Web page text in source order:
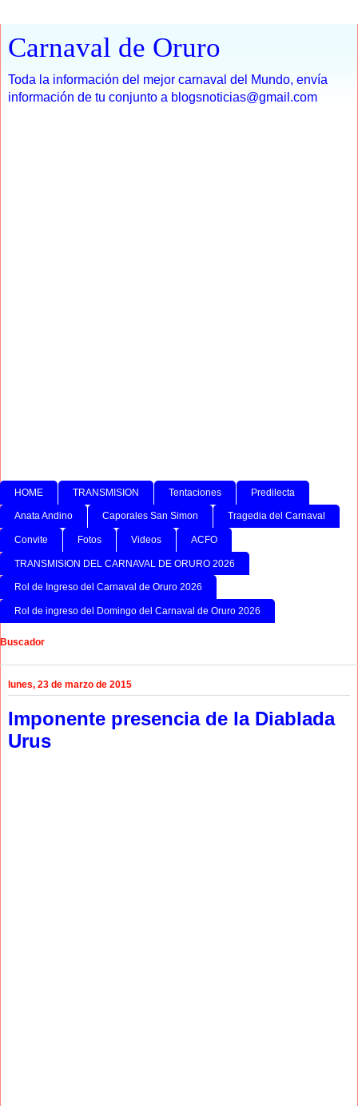
Carnaval de Oruro
Toda la información del mejor carnaval del Mundo, envía
información de tu conjunto a blogsnoticias@gmail.com
HOME TRANSMISION Tentaciones Predilecta
Anata Andino Caporales San Simon Tragedia del Carnaval
Convite Fotos Videos ACFO
TRANSMISION DEL CARNAVAL DE ORURO 2026
Rol de Ingreso del Carnaval de Oruro 2026
Rol de ingreso del Domingo del Carnaval de Oruro 2026
Buscador
lunes, 23 de marzo de 2015
Imponente presencia de la Diablada
Urus